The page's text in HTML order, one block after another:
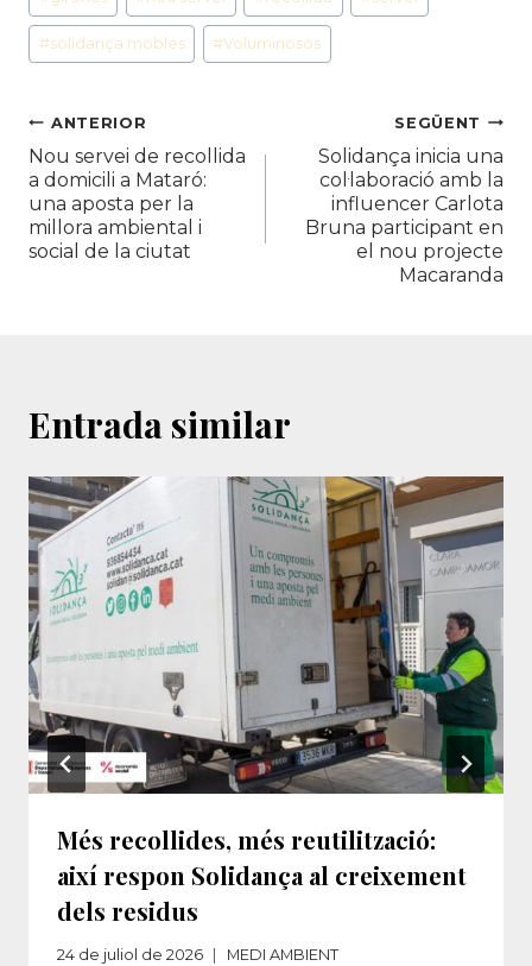
#solidança mobles #Voluminosos
Navegació
d'entrades
ANTERIOR
Nou servei de recollida
a domicili a Mataró:
una aposta per la
millora ambiental i
social de la ciutat
SEGÜENT
Solidança inicia una
col·laboració amb la
influencer Carlota
Bruna participant en
el nou projecte
Macaranda
Entrada similar
Més recollides, més reutilització:
així respon Solidança al creixement
dels residus​‌
24 de juliol de 2026 MEDI AMBIENT